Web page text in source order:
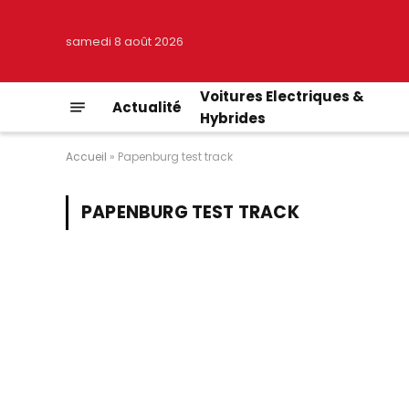
samedi 8 août 2026
Actualité
Voitures Electriques &
Hybrides
Accueil » Papenburg test track
PAPENBURG TEST TRACK